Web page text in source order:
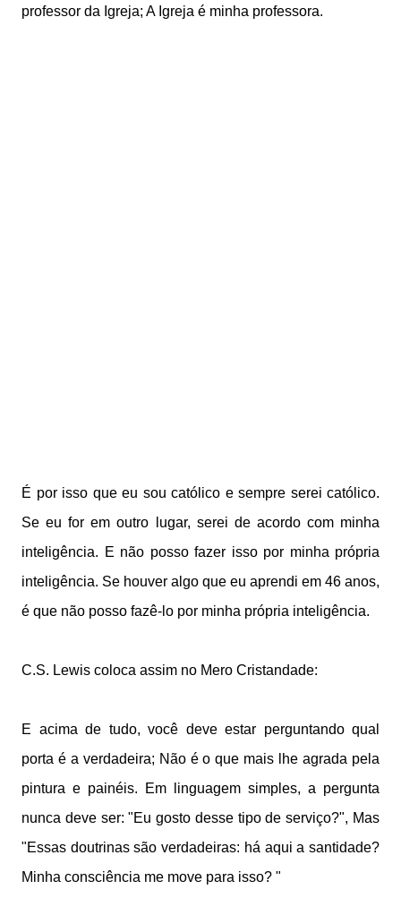
professor da Igreja; A Igreja é minha professora.
É por isso que eu sou católico e sempre serei católico.
Se eu for em outro lugar, serei de acordo com minha
inteligência. E não posso fazer isso por minha própria
inteligência. Se houver algo que eu aprendi em 46 anos,
é que não posso fazê-lo por minha própria inteligência.
C.S. Lewis coloca assim no Mero Cristandade:
E acima de tudo, você deve estar perguntando qual
porta é a verdadeira; Não é o que mais lhe agrada pela
pintura e painéis. Em linguagem simples, a pergunta
nunca deve ser: "Eu gosto desse tipo de serviço?", Mas
"Essas doutrinas são verdadeiras: há aqui a santidade?
Minha consciência me move para isso? "